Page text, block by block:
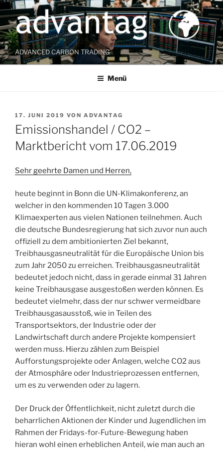
Zum
Inhalt
springen
ADVANCED CARBON TRADING
Menü
VERÖFFENTLICHT
AM
17. JUNI 2019 VON ADVANTAG
Emissionshandel / CO2 –
Marktbericht vom 17.06.2019
Sehr geehrte Damen und Herren,
heute beginnt in Bonn die UN-Klimakonferenz, an
welcher in den kommenden 10 Tagen 3.000
Klimaexperten aus vielen Nationen teilnehmen. Auch
die deutsche Bundesregierung hat sich zuvor nun auch
offiziell zu dem ambitionierten Ziel bekannt,
Treibhausgasneutralität für die Europäische Union bis
zum Jahr 2050 zu erreichen. Treibhausgasneutralität
bedeutet jedoch nicht, dass in gerade einmal 31 Jahren
keine Treibhausgase ausgestoßen werden können. Es
bedeutet vielmehr, dass der nur schwer vermeidbare
Treibhausgasausstoß, wie in Teilen des
Transportsektors, der Industrie oder der
Landwirtschaft durch andere Projekte kompensiert
werden muss. Hierzu zählen zum Beispiel
Aufforstungsprojekte oder Anlagen, welche CO2 aus
der Atmosphäre oder Industrieprozessen entfernen,
um es zu verwenden oder zu lagern.
Der Druck der Öffentlichkeit, nicht zuletzt durch die
beharrlichen Aktionen der Kinder und Jugendlichen im
Rahmen der Fridays-for-Future-Bewegung haben
hieran wohl einen erheblichen Anteil, wie man auch an